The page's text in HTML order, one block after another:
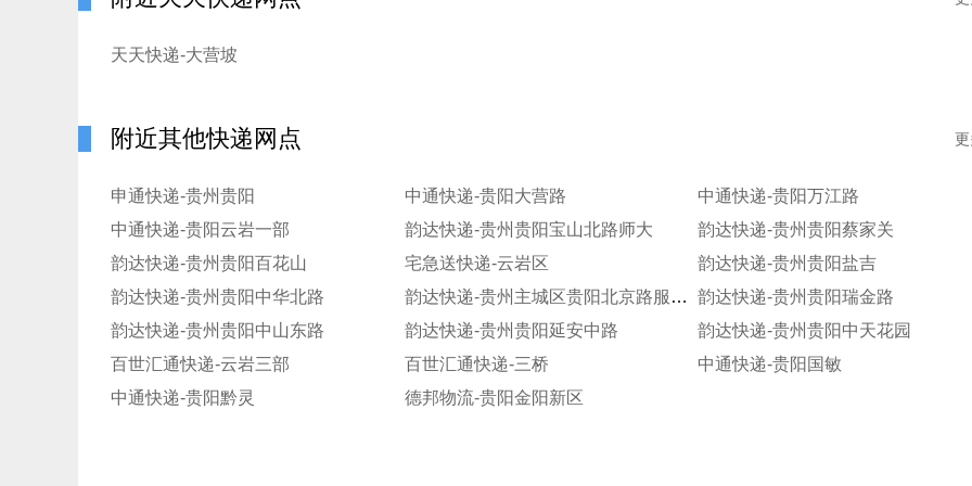
天天快递-大营坡
附近其他快递网点
申通快递-贵州贵阳 中通快递-贵阳大营路
中通快递-贵阳万江路
中通快递-贵阳云岩一部
韵达快递-贵州贵阳宝山北路师大
韵达快递-贵州贵阳蔡家关
韵达快递-贵州贵阳百花山
宅急送快递-云岩区
韵达快递-贵州贵阳盐吉
韵达快递-贵州贵阳中华北路
韵达快递-贵州主城区贵阳北京路服务部
韵达快递-贵州贵阳瑞金路
韵达快递-贵州贵阳中山东路
韵达快递-贵州贵阳延安中路
韵达快递-贵州贵阳中天花园
百世汇通快递-云岩三部
百世汇通快递-三桥
中通快递-贵阳国敏
中通快递-贵阳黔灵
德邦物流-贵阳金阳新区